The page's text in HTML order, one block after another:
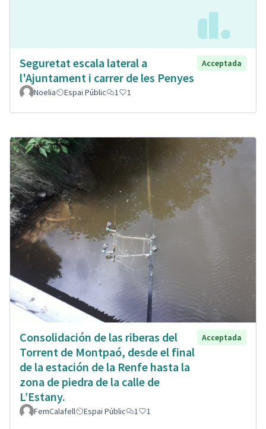
Seguretat escala lateral a
l'Ajuntament i carrer de les Penyes
Acceptada
Noelia Espai Públic 1 1
Consolidación de las riberas del
Torrent de Montpaó, desde el final
de la estación de la Renfe hasta la
zona de piedra de la calle de
L’Estany.
Acceptada
FemCalafell Espai Públic 1 1